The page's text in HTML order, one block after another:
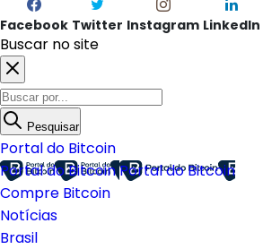
Facebook Twitter Instagram LinkedIn
Buscar no site
Pesquisar
Portal do Bitcoin
Portal do BitcoinPortal do Bitcoin
Compre Bitcoin
Notícias
Brasil